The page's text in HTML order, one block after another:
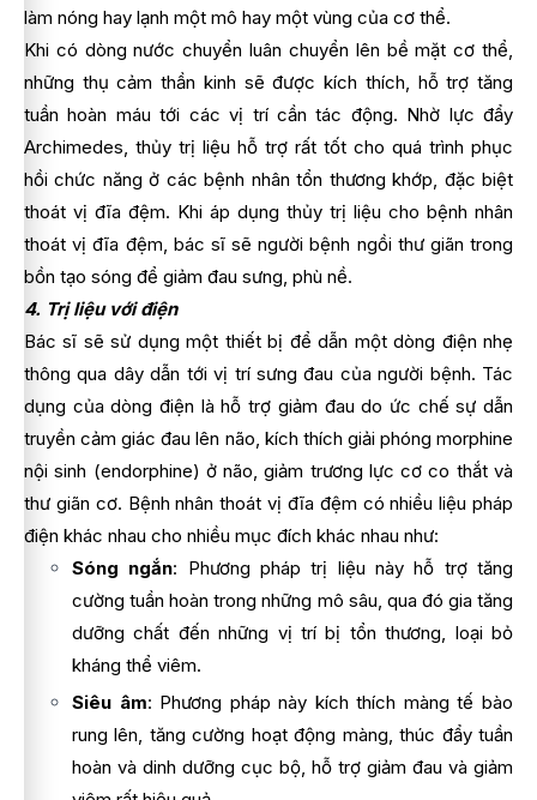
làm nóng hay lạnh một mô hay một vùng của cơ thể.
Khi có dòng nước chuyển luân chuyển lên bề mặt cơ thể,
những thụ cảm thần kinh sẽ được kích thích, hỗ trợ tăng
tuần hoàn máu tới các vị trí cần tác động. Nhờ lực đẩy
Archimedes, thủy trị liệu hỗ trợ rất tốt cho quá trình phục
hồi chức năng ở các bệnh nhân tổn thương khớp, đặc biệt
thoát vị đĩa đệm. Khi áp dụng thủy trị liệu cho bệnh nhân
thoát vị đĩa đệm, bác sĩ sẽ người bệnh ngồi thư giãn trong
bồn tạo sóng để giảm đau sưng, phù nề.
4. Trị liệu với điện
Bác sĩ sẽ sử dụng một thiết bị để dẫn một dòng điện nhẹ
thông qua dây dẫn tới vị trí sưng đau của người bệnh. Tác
dụng của dòng điện là hỗ trợ giảm đau do ức chế sự dẫn
truyền cảm giác đau lên não, kích thích giải phóng morphine
nội sinh (endorphine) ở não, giảm trương lực cơ co thắt và
thư giãn cơ. Bệnh nhân thoát vị đĩa đệm có nhiều liệu pháp
điện khác nhau cho nhiều mục đích khác nhau như:
Sóng ngắn: Phương pháp trị liệu này hỗ trợ tăng
cường tuần hoàn trong những mô sâu, qua đó gia tăng
dưỡng chất đến những vị trí bị tổn thương, loại bỏ
kháng thể viêm.
Siêu âm: Phương pháp này kích thích màng tế bào
rung lên, tăng cường hoạt động màng, thúc đẩy tuần
hoàn và dinh dưỡng cục bộ, hỗ trợ giảm đau và giảm